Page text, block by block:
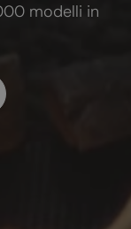
modelli in